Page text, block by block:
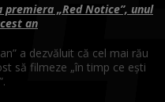
„Red Notice”, unul
an
a dezvăluit că cel mai rău
să filmeze „în timp ce ești